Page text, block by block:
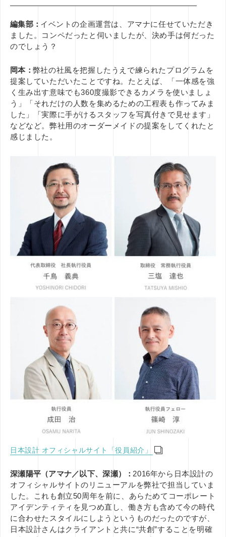
編集部：イベントの企画運営は、アマナに任せていただき
ました。コンペだったと伺いましたが、決め手は何だった
のでしょう？
岡本：弊社の社風を把握したうえで練られたプログラムを
提案していただいたことですね。たとえば、「一体感を強
く生み出す意味でも360度撮影できるカメラを使いましょ
う」「それだけの人数を集めるための工程表も作ってみま
した」「実際に手がけるスタッフを写真付きで見せます」
などなど。弊社用のオーダーメイドの提案をしてくれたと
感じました。
日本設計 オフィシャルサイト「役員紹介」
深瀬陽平（アマナ／以下、深瀬）：2016年から日本設計の
オフィシャルサイトのリニューアルを弊社で担当していま
した。これも創立50周年を前に、あらためてコーポレート
アイデンティティを見つめ直し、働き方も含めて今の時代
に合わせたスタイルにしようというものだったのですが、
日本設計さんはクライアントと共に“共創”することを明確